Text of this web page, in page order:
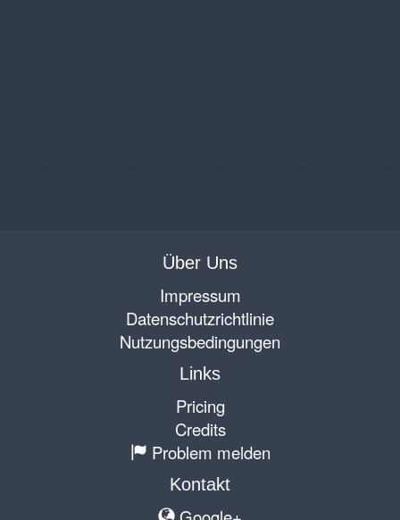
Über Uns
Impressum
Datenschutzrichtlinie
Nutzungsbedingungen
Links
Pricing
Credits
Problem melden
Kontakt